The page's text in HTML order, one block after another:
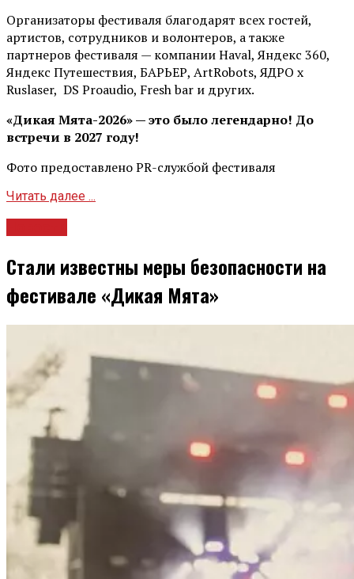
Организаторы фестиваля благодарят всех гостей,
артистов, сотрудников и волонтеров, а также
партнеров фестиваля — компании Haval, Яндекс 360,
Яндекс Путешествия, БАРЬЕР, ArtRobots, ЯДРО х
Ruslaser, DS Proaudio, Fresh bar и других.
«Дикая Мята-2026» — это было легендарно! До
встречи в 2027 году!
Фото предоставлено PR-службой фестиваля
Читать далее ...
Стали известны меры безопасности на
фестивале «Дикая Мята»